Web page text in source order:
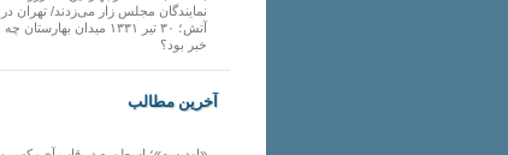
نمایندگان مجلس زار می‌زدند/ تهران در
آتش؛ ۳۰ تیر ۱۳۳۱ میدان بهارستان چه
خبر بود؟
آخرین مطالب